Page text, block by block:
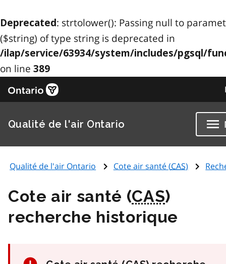
Deprecated: strtolower(): Passing null to
($string) of type string is deprecated in
/ilap/service/63934/system/includes/pgsql/
on line 389
Qualité de l'air Ontario
Qualité de l'air Ontario Cote air santé (CAS)
Cote air santé (CAS)
recherche historique